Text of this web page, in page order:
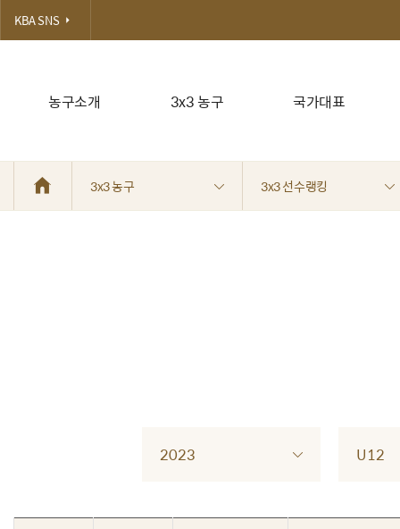
농구소개 3x3 농구 국가대표
KBA SNS
3x3 농구 3x3 선수랭킹
2023 U12